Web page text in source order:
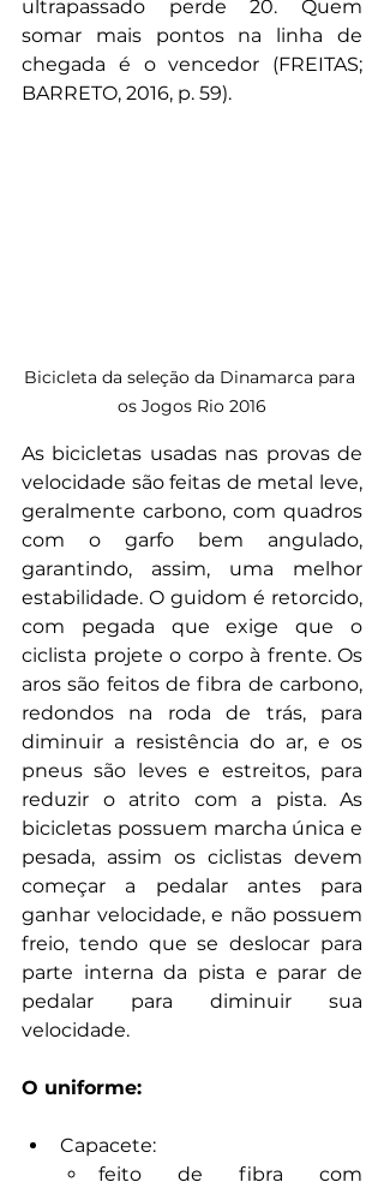
ultrapassado perde 20. Quem
somar mais pontos na linha de
chegada é o vencedor (FREITAS;
BARRETO, 2016, p. 59).
Bicicleta da seleção da Dinamarca para
os Jogos Rio 2016
As bicicletas usadas nas provas de
velocidade são feitas de metal leve,
geralmente carbono, com quadros
com o garfo bem angulado,
garantindo, assim, uma melhor
estabilidade. O guidom é retorcido,
com pegada que exige que o
ciclista projete o corpo à frente. Os
aros são feitos de fibra de carbono,
redondos na roda de trás, para
diminuir a resistência do ar, e os
pneus são leves e estreitos, para
reduzir o atrito com a pista. As
bicicletas possuem marcha única e
pesada, assim os ciclistas devem
começar a pedalar antes para
ganhar velocidade, e não possuem
freio, tendo que se deslocar para
parte interna da pista e parar de
pedalar para diminuir sua
velocidade.
O uniforme:
Capacete:
feito de fibra com